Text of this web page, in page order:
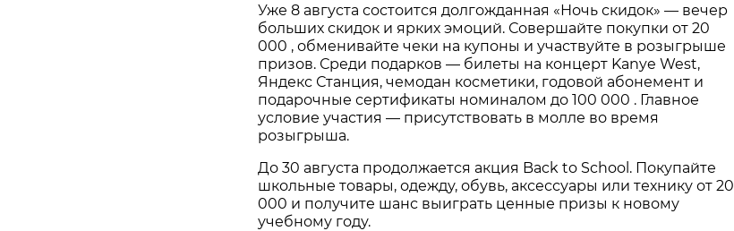
Уже 8 августа состоится долгожданная «Ночь скидок» — вечер
больших скидок и ярких эмоций. Совершайте покупки от 20
000 , обменивайте чеки на купоны и участвуйте в розыгрыше
призов. Среди подарков — билеты на концерт Kanye West,
Яндекс Станция, чемодан косметики, годовой абонемент и
подарочные сертификаты номиналом до 100 000 . Главное
условие участия — присутствовать в молле во время
розыгрыша.
До 30 августа продолжается акция Back to School. Покупайте
школьные товары, одежду, обувь, аксессуары или технику от 20
000 и получите шанс выиграть ценные призы к новому
учебному году.